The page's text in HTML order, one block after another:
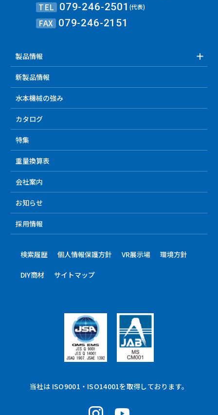
TEL 079-246-2501(代表)
FAX 079-246-2151
製品情報
新製品情報
水本機械の強み
カタログ
特集
重量換算表
会社案内
お知らせ
採用情報
検索履歴 個人情報保護方針 VR展示場 環境方針
DIY商材 サイトマップ
当社は ISO9001・ISO14001を取得しております。